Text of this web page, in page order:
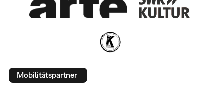
Mobilitätspartner